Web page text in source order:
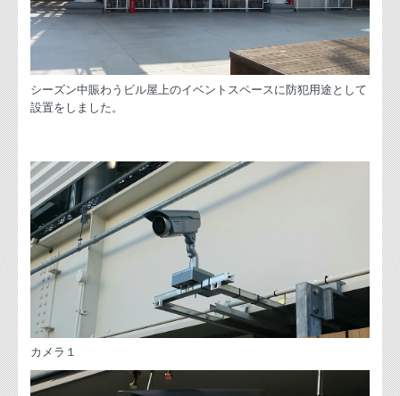
シーズン中賑わうビル屋上のイベントスペースに防犯用途として
設置をしました。
カメラ１